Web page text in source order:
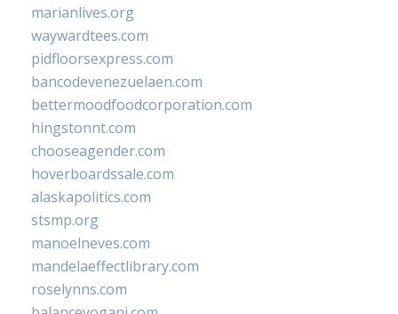
marianlives.org
waywardtees.com
pidfloorsexpress.com
bancodevenezuelaen.com
bettermoodfoodcorporation.com
hingstonnt.com
chooseagender.com
hoverboardssale.com
alaskapolitics.com
stsmp.org
manoelneves.com
mandelaeffectlibrary.com
roselynns.com